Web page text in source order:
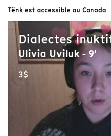
Tënk est accessible au Canada
Dialectes
Ulivia Uviluk - 9'
3$